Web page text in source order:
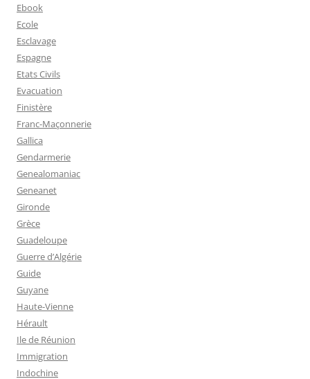
Ebook
Ecole
Esclavage
Espagne
Etats Civils
Evacuation
Finistère
Franc-Maçonnerie
Gallica
Gendarmerie
Genealomaniac
Geneanet
Gironde
Grèce
Guadeloupe
Guerre d’Algérie
Guide
Guyane
Haute-Vienne
Hérault
Ile de Réunion
Immigration
Indochine